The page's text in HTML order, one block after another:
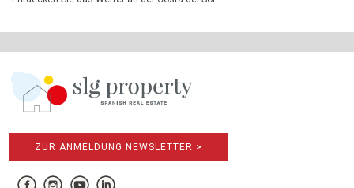
ZUR ANMELDUNG NEWSLETTER >